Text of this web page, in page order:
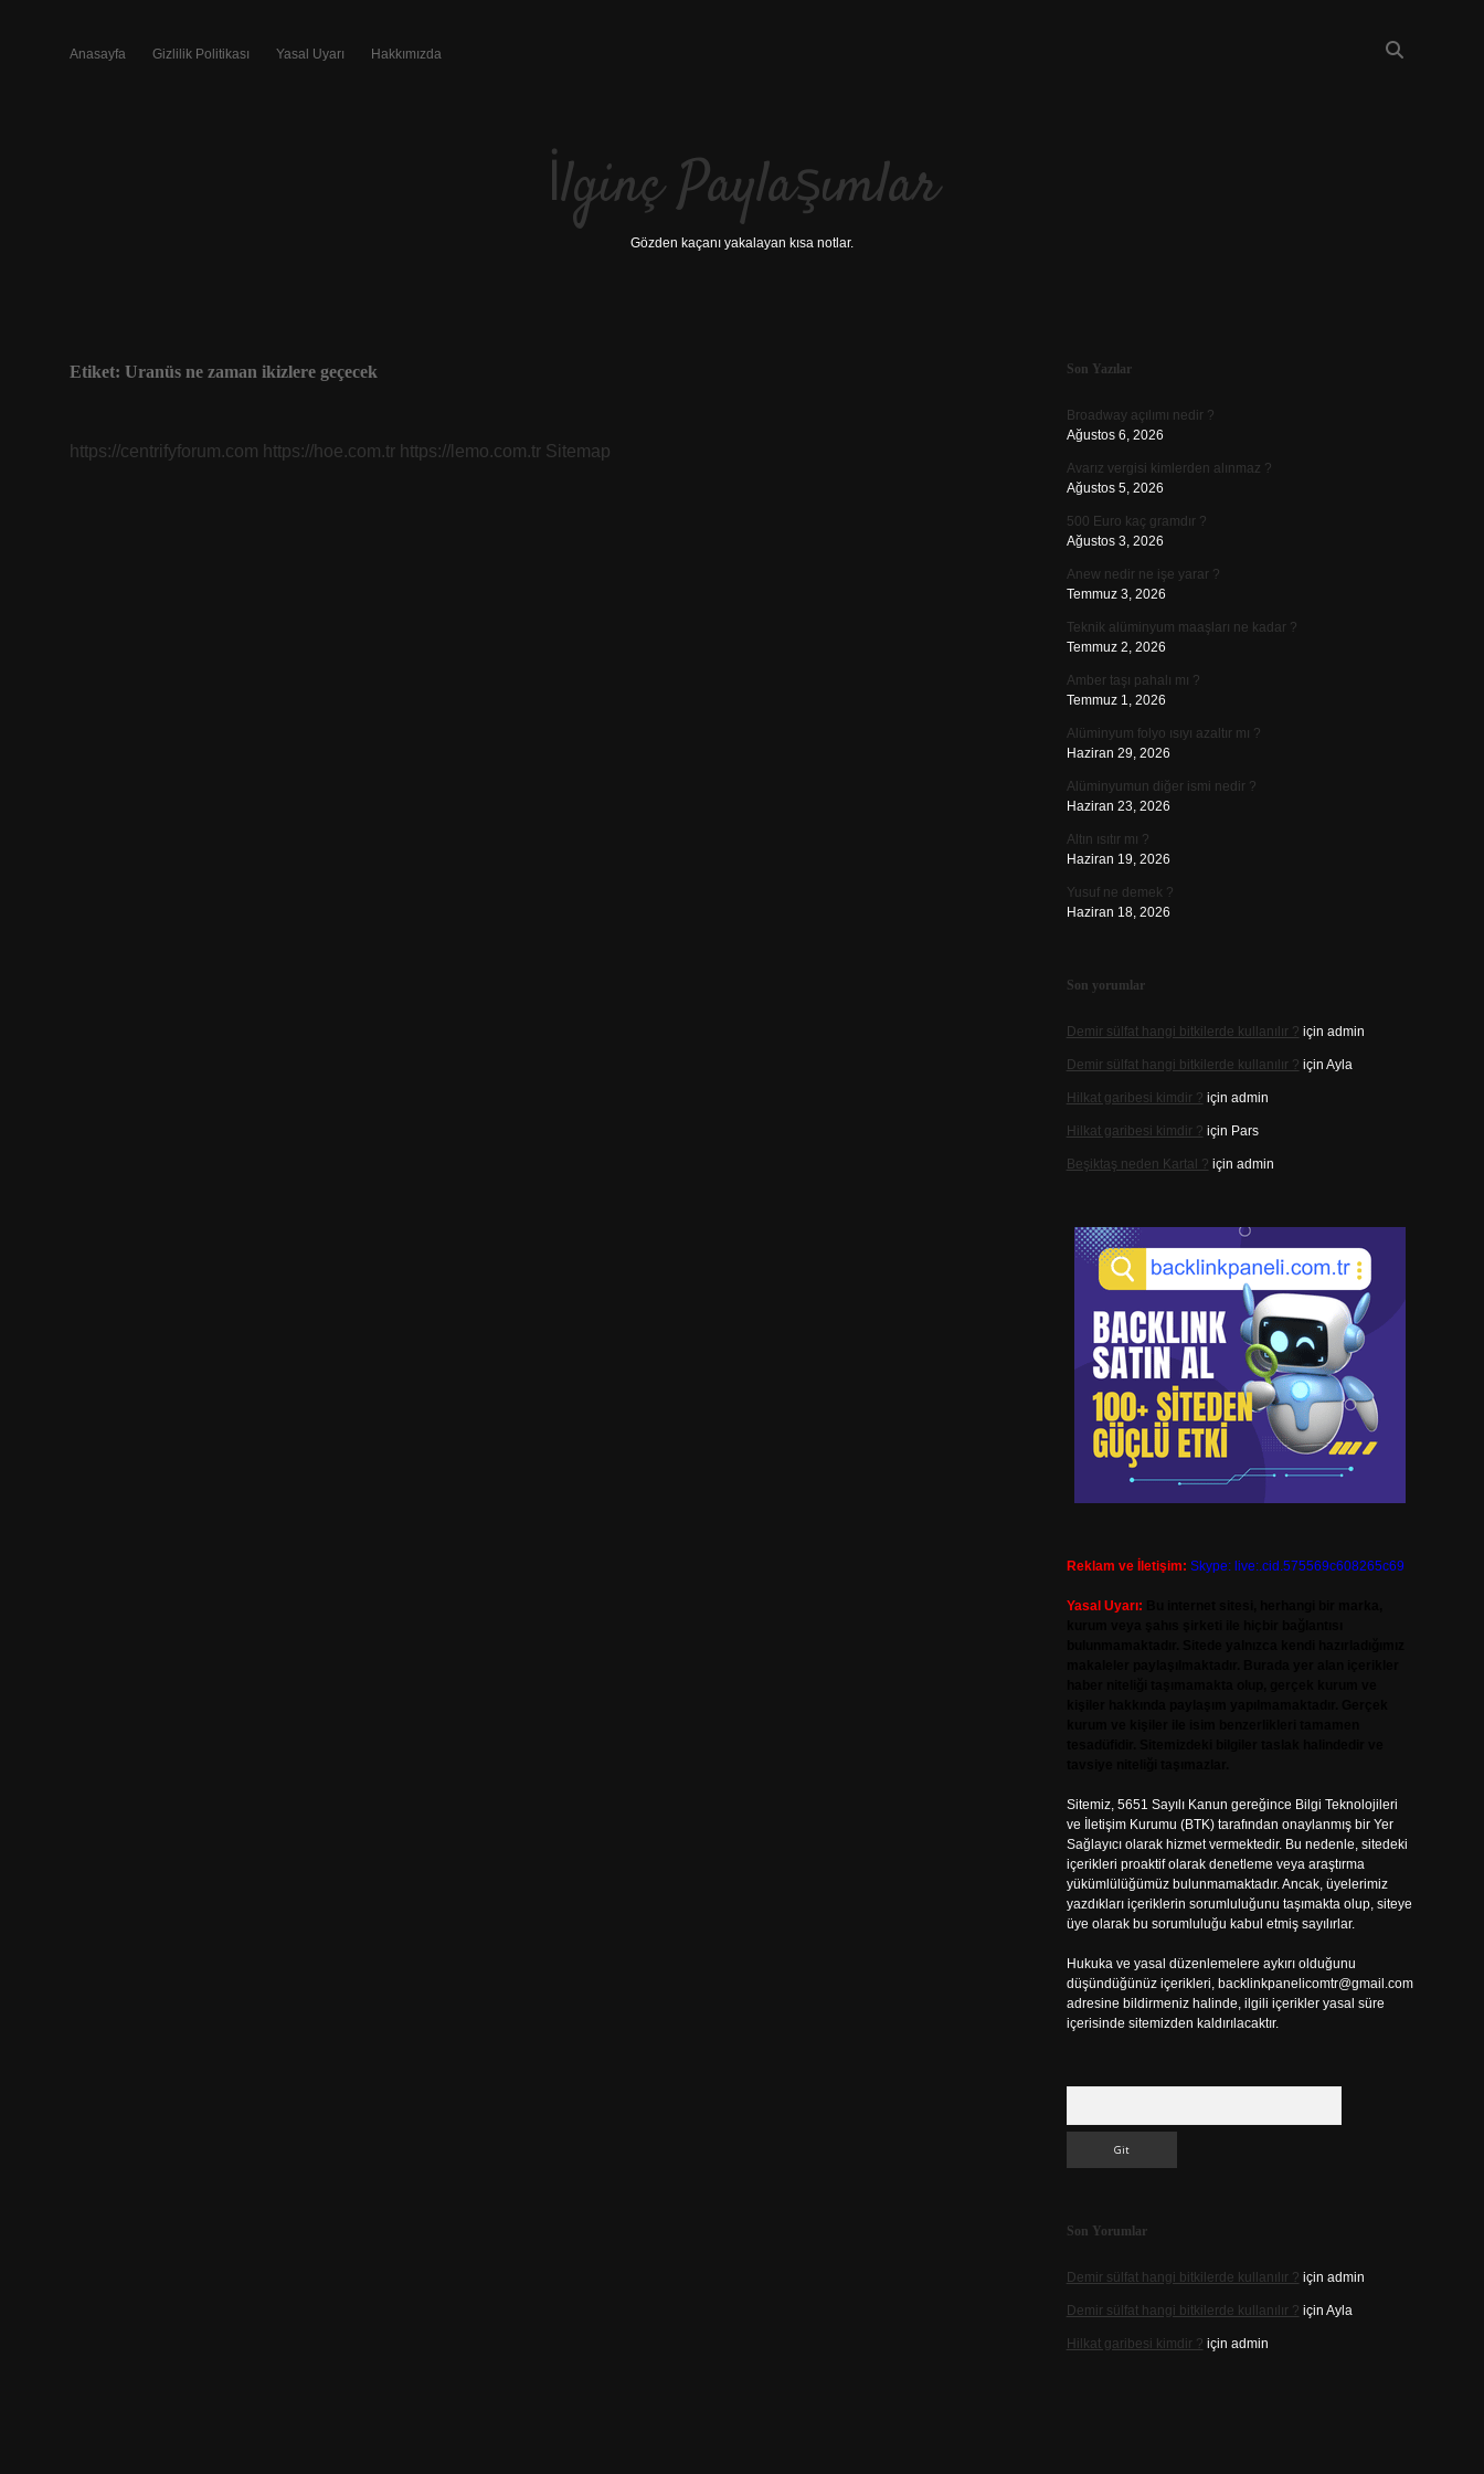
Anasayfa Gizlilik Politikası Yasal Uyarı Hakkımızda
İlginç Paylaşımlar
Gözden kaçanı yakalayan kısa notlar.
Etiket: Uranüs ne zaman ikizlere geçecek
https://centrifyforum.com https://hoe.com.tr https://lemo.com.tr Sitemap
Sidebar
Son Yazılar
Broadway açılımı nedir ?
Ağustos 6, 2026
Avarız vergisi kimlerden alınmaz ?
Ağustos 5, 2026
500 Euro kaç gramdır ?
Ağustos 3, 2026
Anew nedir ne işe yarar ?
Temmuz 3, 2026
Teknik alüminyum maaşları ne kadar ?
Temmuz 2, 2026
Amber taşı pahalı mı ?
Temmuz 1, 2026
Alüminyum folyo ısıyı azaltır mı ?
Haziran 29, 2026
Alüminyumun diğer ismi nedir ?
Haziran 23, 2026
Altın ısıtır mı ?
Haziran 19, 2026
Yusuf ne demek ?
Haziran 18, 2026
Son yorumlar
Demir sülfat hangi bitkilerde kullanılır ? için admin
Demir sülfat hangi bitkilerde kullanılır ? için Ayla
Hilkat garibesi kimdir ? için admin
Hilkat garibesi kimdir ? için Pars
Beşiktaş neden Kartal ? için admin
Reklam ve İletişim: Skype: live:.cid.575569c608265c69
Yasal Uyarı:
Sitemiz, 5651 Sayılı Kanun gereğince Bilgi Teknolojileri
ve İletişim Kurumu (BTK) tarafından onaylanmış bir Yer
Sağlayıcı olarak hizmet vermektedir. Bu nedenle, sitedeki
içerikleri proaktif olarak denetleme veya araştırma
yükümlülüğümüz bulunmamaktadır. Ancak, üyelerimiz
yazdıkları içeriklerin sorumluluğunu taşımakta olup, siteye
üye olarak bu sorumluluğu kabul etmiş sayılırlar.
Hukuka ve yasal düzenlemelere aykırı olduğunu
düşündüğünüz içerikleri, backlinkpanelicomtr@gmail.com
adresine bildirmeniz halinde, ilgili içerikler yasal süre
içerisinde sitemizden kaldırılacaktır.
Son Yorumlar
Demir sülfat hangi bitkilerde kullanılır ? için admin
Demir sülfat hangi bitkilerde kullanılır ? için Ayla
Hilkat garibesi kimdir ? için admin